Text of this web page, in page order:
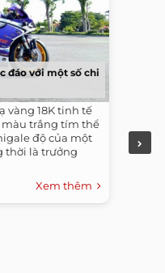
đáo với một số chi
vàng 18K tinh tế
trắng tím thể
độ của một
thời là trưởng
Xem thêm